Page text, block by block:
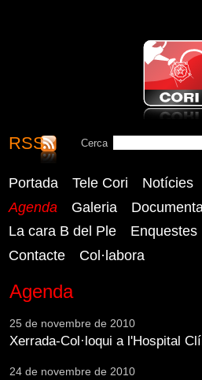
CORI - Coordinadora
Independent
RSS Cerca
Portada Tele Cori Notícies
Agenda
Galeria
La cara B del Ple
Enquestes
Contacte
Col·labora
Agenda
25 de novembre de 2010
Xerrada-Col·loqui a l'Hospital
24 de novembre de 2010